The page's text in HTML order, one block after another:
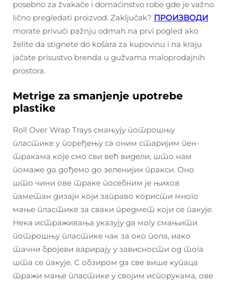
posebno za žvakače i domaćinstvo robe gde je važno
lično pregledati proizvod. Zaključak? ПРОИЗВОДИ
morate privući pažnju odmah na prvi pogled ako
želite da stignete do košara za kupovinu i na kraju
jačate prisustvo brenda u gužvama maloprodajnih
prostora.
Metrige za smanjenje upotrebe
plastike
Roll Over Wrap Trays смањују потрошњу
пластике у поређењу са оним старијим пен-
тракама које смо сви већ видели, што нам
помаже да дођемо до зеленијих пракси. Оно
што чини ове траке посебним је њихов
паметан дизајн који заправо користи много
мање пластике за сваки предмет који се пакује.
Нека истраживања указују да могу смањити
потрошњу пластике чак за око пола, иако
тачни бројеви варирају у зависности од тога
шта се пакује. С обзиром да све више купаца
тражи мање пластике у својим испорукама, ове